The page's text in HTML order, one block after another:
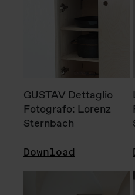
GUSTAV Dettaglio
Fotografo: Lorenz
Sternbach
Download